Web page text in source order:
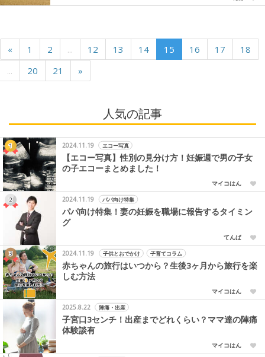
« 1 2 ... 12 13 14 15 16 17
18
...
20 21 »
人気の記事
2024.11.19 エコー写真
【エコー写真】性別の見分け方！妊娠週で男の子女
の子エコーまとめました！
マイコはん
2024.11.19
パパ向け特集
パパ向け特集！妻の妊娠を職場に報告するタイミン
グ
てんぱ
2024.11.19
子供とおでかけ 子育てコラム
赤ちゃんの旅行はいつから？生後3ヶ月から旅行を楽
しむ方法
マイコはん
2025.8.22
陣痛・出産
子宮口3センチ！出産までどれくらい？ママ達の陣痛
体験談有
マイコはん